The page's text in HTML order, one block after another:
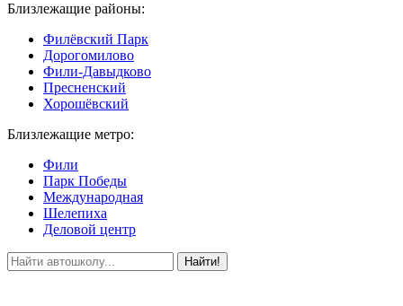
Близлежащие районы:
Филёвский Парк
Дорогомилово
Фили-Давыдково
Пресненский
Хорошёвский
Близлежащие метро:
Фили
Парк Победы
Международная
Шелепиха
Деловой центр
Найти!